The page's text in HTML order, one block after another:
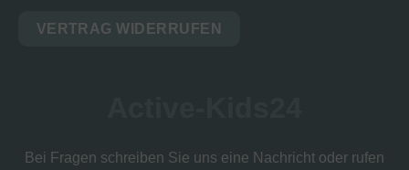
VERTRAG WIDERRUFEN
Bei Fragen schreiben Sie uns eine Nachricht oder rufen